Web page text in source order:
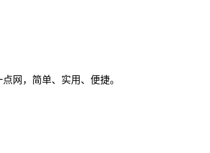
网，简单、实用、便捷。